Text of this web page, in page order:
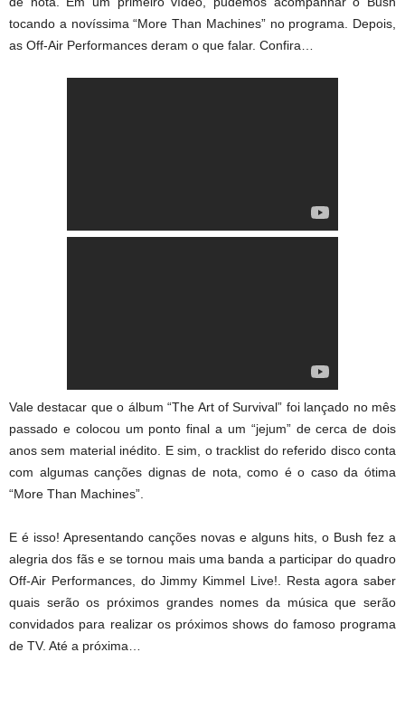
tocando a novíssima “More Than Machines” no programa. Depois,
as Off-Air Performances deram o que falar. Confira…
Vale destacar que o álbum “The Art of Survival” foi lançado no mês
passado e colocou um ponto final a um “jejum” de cerca de dois
anos sem material inédito. E sim, o tracklist do referido disco conta
com algumas canções dignas de nota, como é o caso da ótima
“More Than Machines”.
E é isso! Apresentando canções novas e alguns hits, o Bush fez a
alegria dos fãs e se tornou mais uma banda a participar do quadro
Off-Air Performances, do Jimmy Kimmel Live!. Resta agora saber
quais serão os próximos grandes nomes da música que serão
convidados para realizar os próximos shows do famoso programa
de TV. Até a próxima…